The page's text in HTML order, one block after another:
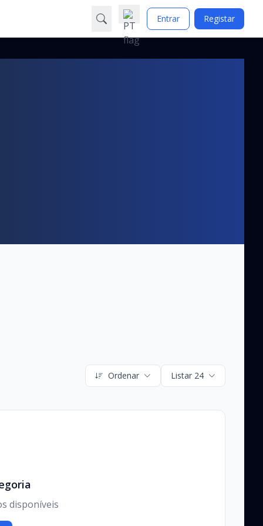
Entrar Registar
Ordenar Listar 24
disponíveis